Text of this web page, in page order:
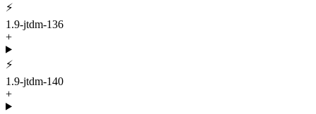
⚡
1.9-jtdm-136
+
⚡
1.9-jtdm-140
+